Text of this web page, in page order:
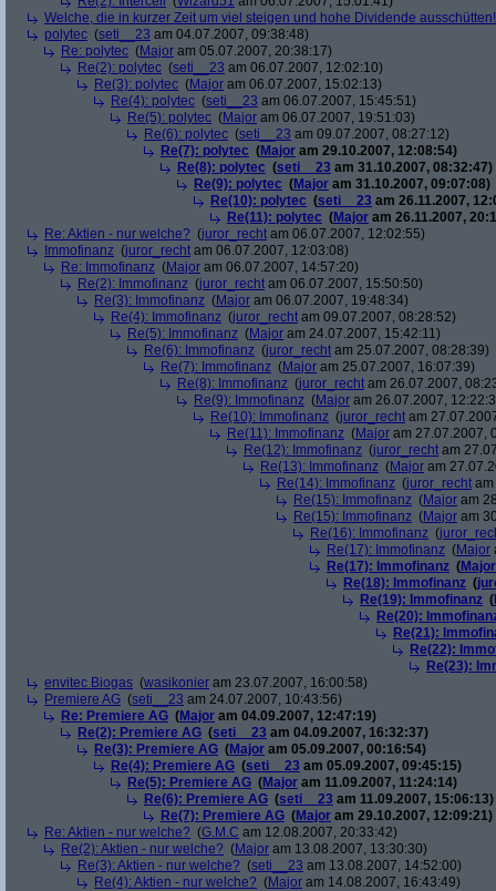
Welche, die in kurzer Zeit um viel steigen und hohe Dividende
polytec (seti__23 am 04.07.2007, 09:38:48)
Re: polytec (Major am 05.07.2007, 20:38:17)
Re(2): polytec (seti__23 am 06.07.2007, 12:02:10)
Re(3): polytec (Major am 06.07.2007, 15:02:13)
Re(4): polytec (seti__23 am 06.07.2007, 15:45:51)
Re(5): polytec (Major am 06.07.2007, 19:51:03)
Re(6): polytec (seti__23 am 09.07.2007, 08:27:12)
Re(7): polytec (Major am 29.10.2007, 12:08:54)
Re(8): polytec (seti__23 am 31.10.2007, 08:32:47)
Re(9): polytec (Major am 31.10.2007, 09:07:08)
Re(10): polytec (seti__23 am 26.11.2007,
Re(11): polytec (Major am 26.11.2007,
Re: Aktien - nur welche? (juror_recht am 06.07.2007, 12:02:55)
Immofinanz (juror_recht am 06.07.2007, 12:03:08)
Re: Immofinanz (Major am 06.07.2007, 14:57:20)
Re(2): Immofinanz (juror_recht am 06.07.2007, 15:50:50)
Re(3): Immofinanz (Major am 06.07.2007, 19:48:34)
Re(4): Immofinanz (juror_recht am 09.07.2007, 08:28:52)
Re(5): Immofinanz (Major am 24.07.2007, 15:42:11)
Re(6): Immofinanz (juror_recht am 25.07.2007, 08:28:39)
Re(7): Immofinanz (Major am 25.07.2007, 16:07:39)
Re(8): Immofinanz (juror_recht am 26.07.2007,
Re(9): Immofinanz (Major am 26.07.2007,
Re(10): Immofinanz (juror_recht am
Re(11): Immofinanz (Major am 27.07.2007,
Re(12): Immofinanz (juror_recht am
Re(13): Immofinanz (Major am
Re(14): Immofinanz (juror_recht
Re(15): Immofinanz (Major am
Re(15): Immofinanz (Major am
Re(16): Immofinanz (
Re(17): Immofinanz (Major
Re(17): Immofinanz (Major
Re(18): Immofinanz (
Re(19): Immofinanz (
Re(20):
Re(21):
Re(22):
Re(23):
envitec Biogas (wasikonier am 23.07.2007, 16:00:58)
Premiere AG (seti__23 am 24.07.2007, 10:43:56)
Re: Premiere AG (Major am 04.09.2007, 12:47:19)
Re(2): Premiere AG (seti__23 am 04.09.2007, 16:32:37)
Re(3): Premiere AG (Major am 05.09.2007, 00:16:54)
Re(4): Premiere AG (seti__23 am 05.09.2007, 09:45:15)
Re(5): Premiere AG (Major am 11.09.2007, 11:24:14)
Re(6): Premiere AG (seti__23 am 11.09.2007, 15:06:13)
Re(7): Premiere AG (Major am 29.10.2007, 12:09:21)
Re: Aktien - nur welche? (G.M.C am 12.08.2007, 20:33:42)
Re(2): Aktien - nur welche? (Major am 13.08.2007, 13:30:30)
Re(3): Aktien - nur welche? (seti__23 am 13.08.2007, 14:52:00)
Re(4): Aktien - nur welche? (Major am 14.08.2007, 16:43:49)